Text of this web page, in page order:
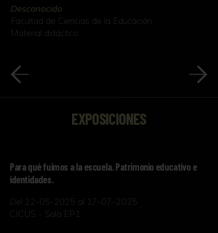
Desconocido
Facultad de Ciencias de la Educación
Material didáctico
EXPOSICIONES
Para qué fuimos a la escuela. Patrimonio educativo e
identidades.
Del 22-05-2025 al 17-07-2025
CICUS - Sala EP1